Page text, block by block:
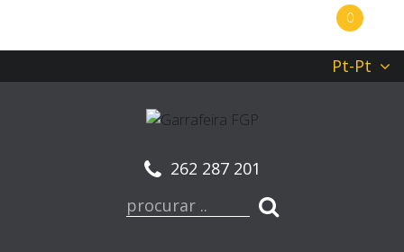
0
Pt-Pt
262 287 201